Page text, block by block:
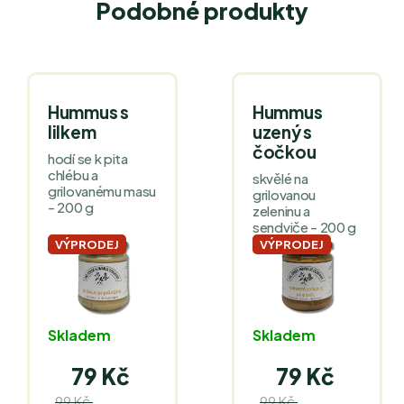
Podobné produkty
Hummus s
lilkem
hodí se k pita
chlébu a
grilovanému masu
- 200 g
VÝPRODEJ
Skladem
79 Kč
Hummus
uzený s
čočkou
skvělé na
grilovanou
zeleninu a
sendviče - 200 g
VÝPRODEJ
Skladem
79 Kč